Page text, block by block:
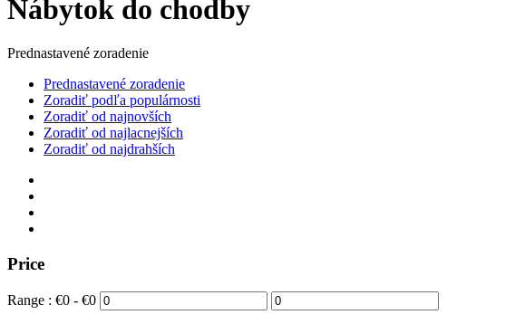
Nábytok do chodby
Prednastavené zoradenie
Prednastavené zoradenie
Zoradiť podľa populárnosti
Zoradiť od najnovších
Zoradiť od najlacnejších
Zoradiť od najdrahších
Price
Range : €0 - €0